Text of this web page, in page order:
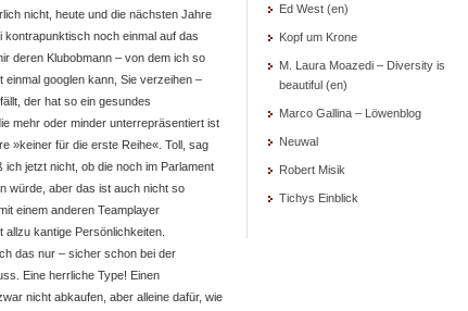
nicht, heute und die nächsten Jahre
noch einmal auf das
deren Klubobmann – von dem ich so
googlen kann, Sie verzeihen –
der hat so ein gesundes
mehr oder minder unterrepräsentiert ist
»keiner für die erste Reihe«. Toll, sag
jetzt nicht, ob die noch im Parlament
würde, aber das ist auch nicht so
einem anderen Teamplayer
kantige Persönlichkeiten.
das nur – sicher schon bei der
Eine herrliche Type! Einen
nicht abkaufen, aber alleine dafür, wie
Ed West (en)
Kopf um Krone
M. Laura Moazedi – Diversity is
beautiful (en)
Marco Gallina – Löwenblog
Neuwal
Robert Misik
Tichys Einblick